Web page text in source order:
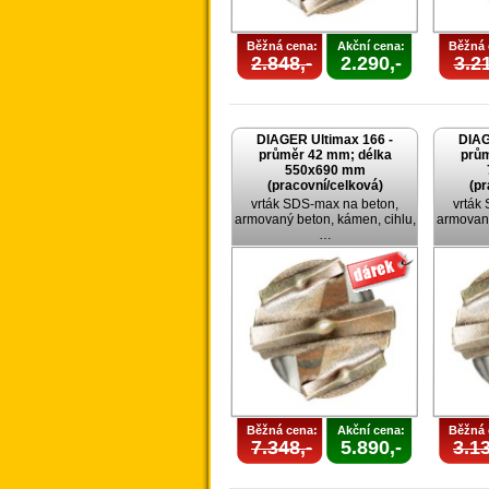
Běžná cena:
2.848,-
Akční cena:
2.290,-
Běžná
DIAGER Ultimax 166 -
průměr 42 mm; délka
550x690 mm
(pracovní/celková)
vrták SDS-max na beton,
armovaný beton, kámen, cihlu,
…
Běžná cena:
7.348,-
Akční cena:
5.890,-
vrták
Běžná